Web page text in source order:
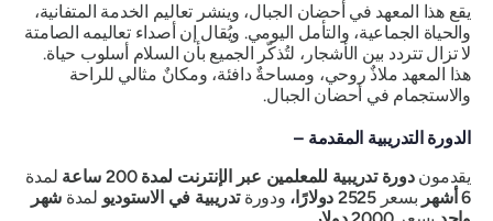
يقع هذا المعهد في أحضان الجبال، وينشر تعاليم الخدمة المتفانية،
والحياة الجماعية، والتأمل اليومي. ويُقال إن أصداء تعاليمه الصامتة
لا تزال تتردد بين الأشجار، لتُذكّر الجميع بأن السلام أسلوب حياة.
هذا المعهد ملاذٌ روحي، ومساحةٌ دافئة، ومكانٌ مثالي للراحة
والاستجمام في أحضان الجبال.
الدورة التدريبية المقدمة –
يقدموندورة تدريبية للمعلمين عبر الإنترنت لمدة 200 ساعة
لمدة
بسعر2525 دولارًا، ودورةتدريبية في الاستوديولمدةشهر